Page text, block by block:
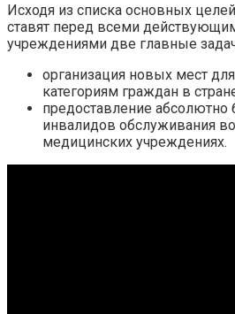
Исходя из списка основных
ставят перед всеми
учреждениями две главные
организация новых мест
категориям граждан в
предоставление абсолютно
инвалидов обслуживания
медицинских учреждениях.